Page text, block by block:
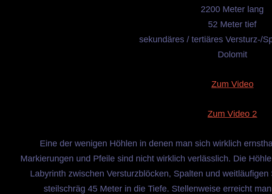
2200 Meter lang
52 Meter tief
sekundäres / tertiäres Versturz-/
Dolomit
Zum Video
Zum Video 2
Eine der wenigen Höhlen in denen man sich wirklich
Markierungen und Pfeile sind nicht wirklich verlässlich. Die
Labyrinth zwischen Versturzblöcken, Spalten und
steilschräg 45 Meter in die Tiefe. Stellenweise erreicht